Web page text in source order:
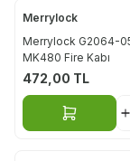
Merrylock
Merrylock G2064-
MK480 Fire Kabı
472,00 TL
Sepete Ekle